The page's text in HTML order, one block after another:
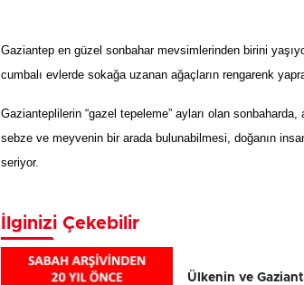
Gaziantep en güzel sonbahar mevsimlerinden birini
cumbalı evlerde sokağa uzanan ağaçların rengarenk
Gazianteplilerin “gazel tepeleme” ayları olan
sebze ve meyvenin bir arada bulunabilmesi, doğanın
seriyor.
İlginizi Çekebilir
Ülkenin ve